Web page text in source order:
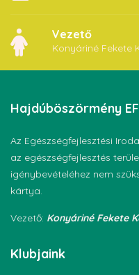
Vezető
Konyáriné Fekete
Hajdúböszörmény
Az Egészségfejlesztési
az egészségfejlesztés
igénybevételéhez nem
kártya.
Vezető: Konyáriné Fekete
Klubjaink